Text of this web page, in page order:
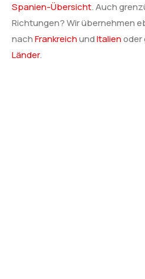
Spanien-Übersicht. Auch
Richtungen? Wir übernehmen
nachFrankreichundItalienoder
Länder.